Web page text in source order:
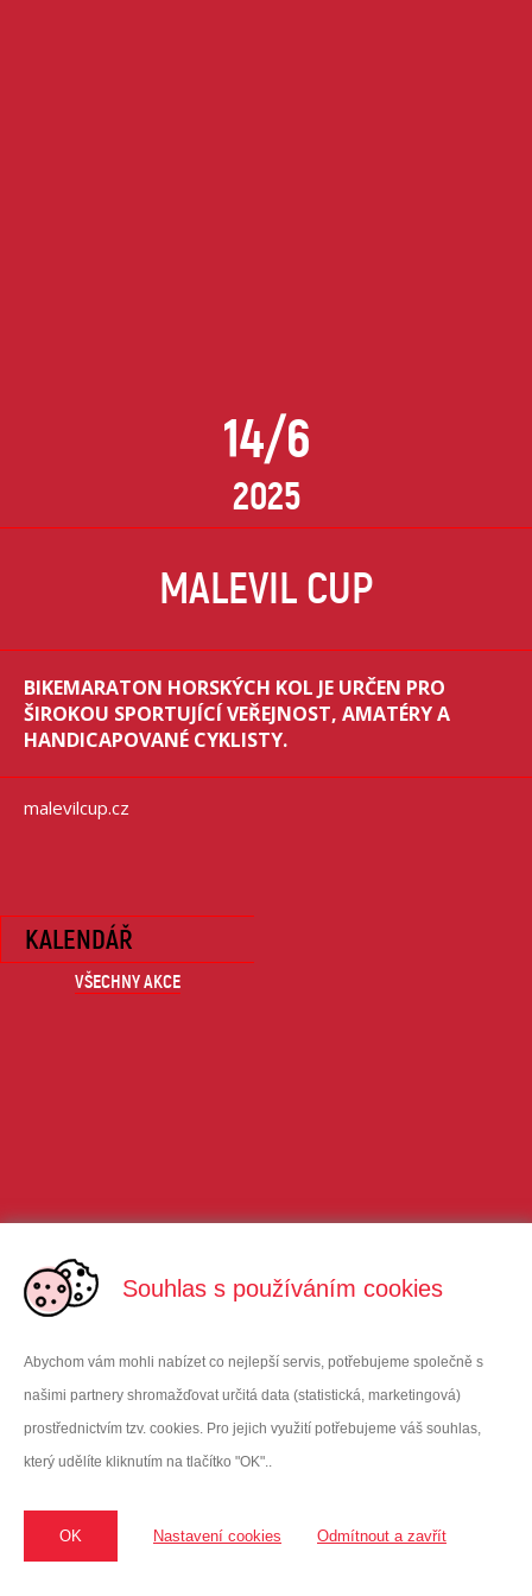
Souhlas s používáním cookies
Abychom vám mohli nabízet co nejlepší servis, potřebujeme společně s
našimi partnery shromažďovat určitá data (statistická, marketingová)
prostřednictvím tzv. cookies. Pro jejich využití potřebujeme váš souhlas,
který udělíte kliknutím na tlačítko "OK"..
OK Nastavení cookies Odmítnout a zavřít
14/6
2025
MALEVIL CUP
BIKEMARATON HORSKÝCH KOL JE URČEN PRO
ŠIROKOU SPORTUJÍCÍ VEŘEJNOST, AMATÉRY A
HANDICAPOVANÉ CYKLISTY.
malevilcup.cz
KALENDÁŘ
VŠECHNY AKCE
Oficiální dodavatel Enervitu do ČR
sídlo: třída Tomáše Bati 385 | 763 02 Zlín | Czech Republic